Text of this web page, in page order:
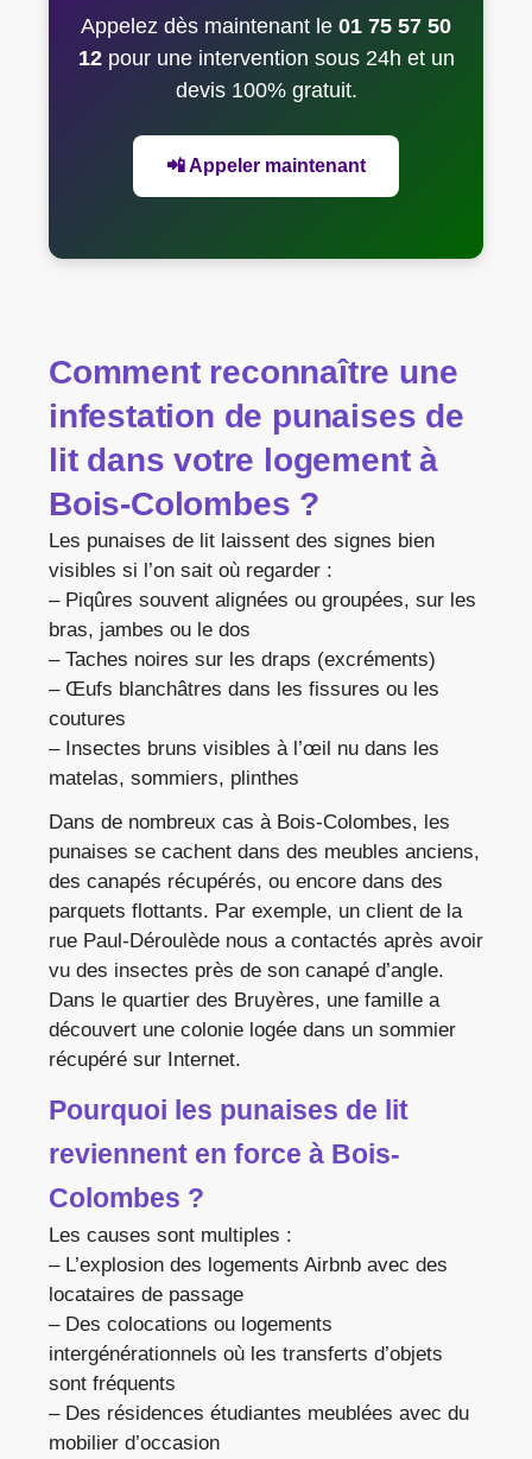
Appelez dès maintenant le 01 75 57 50
12pour une intervention sous 24h et un
devis 100% gratuit.
📲 Appeler maintenant
Comment reconnaître une
infestation de punaises de
lit dans votre logement à
Bois-Colombes ?
Les punaises de lit laissent des signes bien
visibles si l’on sait où regarder :
– Piqûres souvent alignées ou groupées, sur les
bras, jambes ou le dos
– Taches noires sur les draps (excréments)
– Œufs blanchâtres dans les fissures ou les
coutures
– Insectes bruns visibles à l’œil nu dans les
matelas, sommiers, plinthes
Dans de nombreux cas à Bois-Colombes, les
punaises se cachent dans des meubles anciens,
des canapés récupérés, ou encore dans des
parquets flottants. Par exemple, un client de la
rue Paul-Déroulède nous a contactés après avoir
vu des insectes près de son canapé d’angle.
Dans le quartier des Bruyères, une famille a
découvert une colonie logée dans un sommier
récupéré sur Internet.
Pourquoi les punaises de lit
reviennent en force à Bois-
Colombes ?
Les causes sont multiples :
– L’explosion des logements Airbnb avec des
locataires de passage
– Des colocations ou logements
intergénérationnels où les transferts d’objets
sont fréquents
– Des résidences étudiantes meublées avec du
mobilier d’occasion